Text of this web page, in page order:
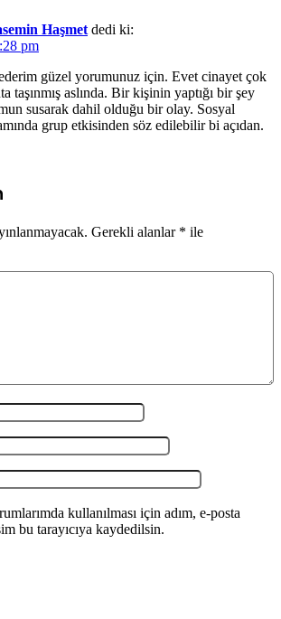
Haşmet dedi ki:
pm
güzel yorumunuz için. Evet cinayet çok
taşınmış aslında. Bir kişinin yaptığı bir şey
susarak dahil olduğu bir olay. Sosyal
grup etkisinden söz edilebilir bi açıdan.
Gerekli alanlar * ile
kullanılması için adım, e-posta
bu tarayıcıya kaydedilsin.